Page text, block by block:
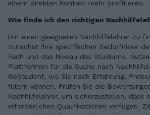
einem direkten Kontakt mehr profitieren.
Wie finde ich den richtigen
Um einen geeigneten Nachhilfelehrer zu
zunächst Ihre spezifischen Bedürfnisse
Fach und das Niveau des Studiums.
Plattformen für die Suche nach
GoStudent, wo Sie nach Erfahrung,
filtern können. Prüfen Sie die
Nachhilfelehrer, um sicherzustellen, dass
erforderlichen Qualifikationen verfügen.